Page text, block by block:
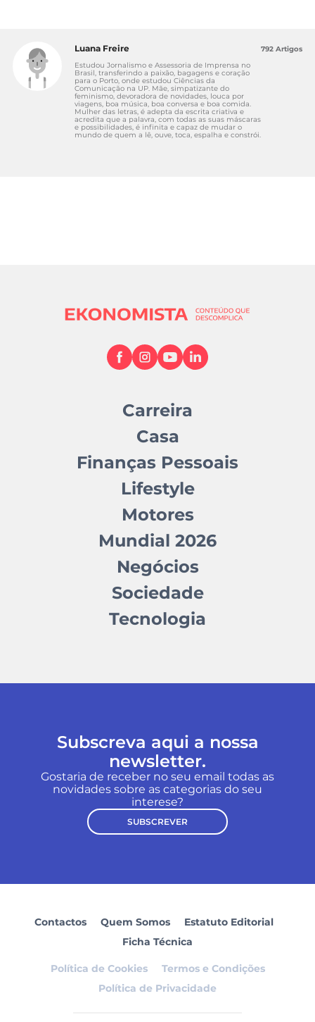
Luana Freire
Estudou Jornalismo e Assessoria de Imprensa no
Brasil, transferindo a paixão, bagagens e coração
para o Porto, onde estudou Ciências da
Comunicação na UP. Mãe, simpatizante do
feminismo, devoradora de novidades, louca por
viagens, boa música, boa conversa e boa comida.
Mulher das letras, é adepta da escrita criativa e
acredita que a palavra, com todas as suas máscaras
e possibilidades, é infinita e capaz de mudar o
mundo de quem a lê, ouve, toca, espalha e constrói.
792 Artigos
Carreira
Casa
Finanças Pessoais
Lifestyle
Motores
Mundial 2026
Negócios
Sociedade
Tecnologia
Subscreva aqui a nossa
newsletter.
Gostaria de receber no seu email todas as
novidades sobre as categorias do seu
interese?
SUBSCREVER
Contactos Quem Somos
Estatuto Editorial
Ficha Técnica
Política de Cookies
Termos e Condições
Política de Privacidade